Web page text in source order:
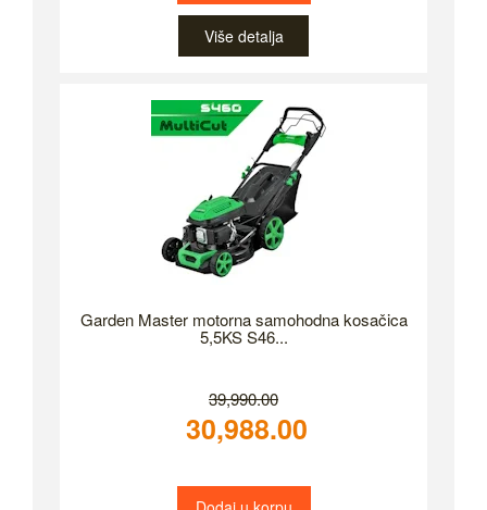
Više detalja
Garden Master motorna samohodna kosačica
5,5KS S46...
39,990.00
30,988.00